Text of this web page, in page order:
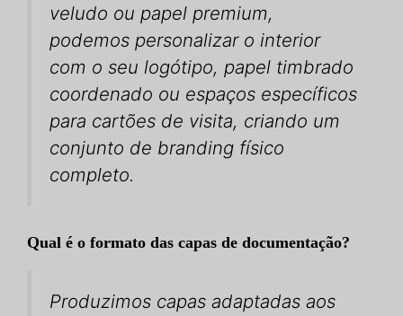
veludo ou papel premium,
podemos personalizar o interior
com o seu logótipo, papel timbrado
coordenado ou espaços específicos
para cartões de visita, criando um
conjunto de branding físico
completo.
Qual é o formato das capas de documentação?
Produzimos capas adaptadas aos